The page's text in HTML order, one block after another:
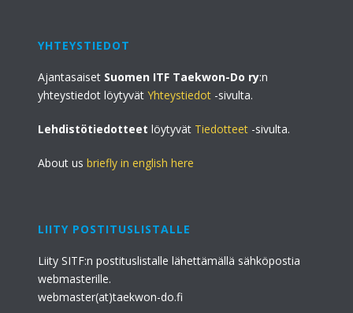
YHTEYSTIEDOT
Ajantasaiset Suomen ITF Taekwon-Do ry:n
yhteystiedot löytyvätYhteystiedot -sivulta.
Lehdistötiedotteet löytyvät Tiedotteet -sivulta.
About usbriefly in english here
LIITY POSTITUSLISTALLE
Liity SITF:n postituslistalle lähettämällä sähköpostia
webmasterille.
webmaster(at)taekwon-do.fi